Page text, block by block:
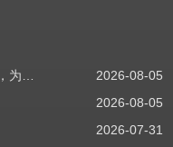
仪器优选 | Sherwood M410火焰光度计，为用户检测提供值得信赖的基准方案
2026-08-05
2026-08-05
2026-07-31